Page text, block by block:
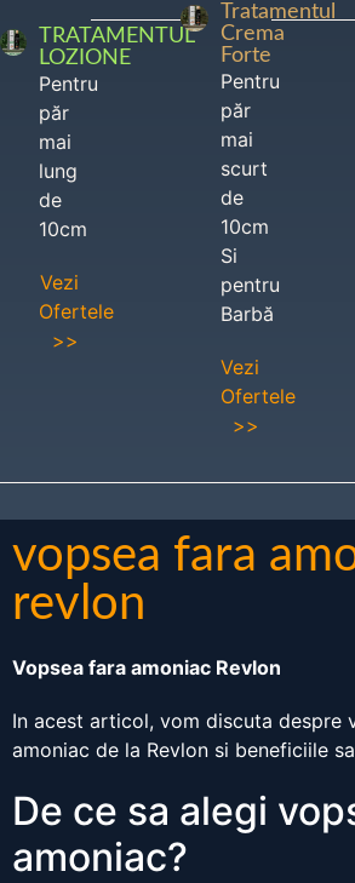
TRATAMENTUL
LOZIONE
Pentru
păr
mai
lung
de
10cm
Vezi
Ofertele
>>
Tratamentul
Crema
Forte
Pentru
păr
mai
scurt
de
10cm
Si
pentru
Barbă
Vezi
Ofertele
>>
vopsea fara
revlon
Vopsea fara amoniac Revlon
In acest articol, vom discuta despre
amoniac de la Revlon si beneficiile
De ce sa alegi
amoniac?